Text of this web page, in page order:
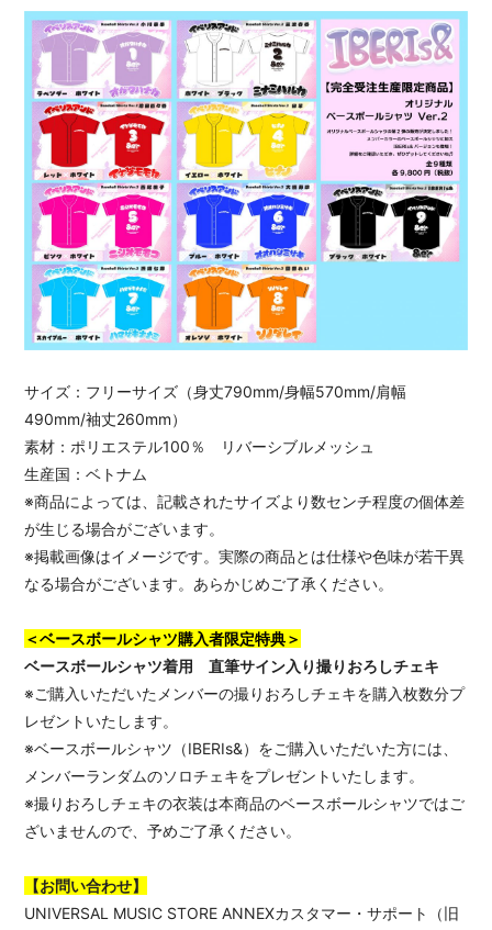
サイズ：フリーサイズ（身丈790mm/身幅570mm/肩幅
490mm/袖丈260mm）
素材：ポリエステル100％ リバーシブルメッシュ
生産国：ベトナム
※商品によっては、記載されたサイズより数センチ程度の個体差
が生じる場合がございます。
※掲載画像はイメージです。実際の商品とは仕様や色味が若干異
なる場合がございます。あらかじめご了承ください。
＜ベースボールシャツ購入者限定特典＞
ベースボールシャツ着用 直筆サイン入り撮りおろしチェキ
※ご購入いただいたメンバーの撮りおろしチェキを購入枚数分プ
レゼントいたします。
※ベースボールシャツ（IBERIs&）をご購入いただいた方には、
メンバーランダムのソロチェキをプレゼントいたします。
※撮りおろしチェキの衣装は本商品のベースボールシャツではご
ざいませんので、予めご了承ください。
【お問い合わせ】
UNIVERSAL MUSIC STORE ANNEXカスタマー・サポート（旧